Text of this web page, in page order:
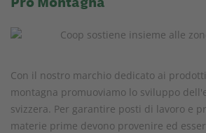
Con il nostro marchio dedicato ai
montagna promuoviamo lo sviluppo
svizzera. Per garantire posti di lavoro e
materie prime devono provenire ed